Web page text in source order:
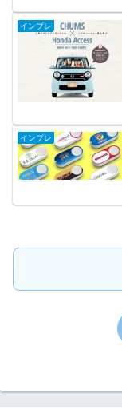
インプレ
インプレ